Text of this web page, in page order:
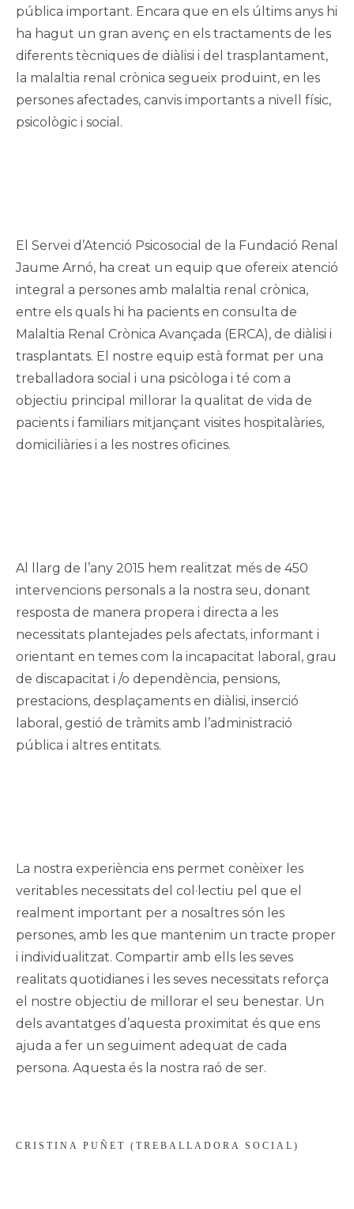
pública important. Encara que en els últims anys hi
ha hagut un gran avenç en els tractaments de les
diferents tècniques de diàlisi i del trasplantament,
la malaltia renal crònica segueix produint, en les
persones afectades, canvis importants a nivell físic,
psicològic i social.
El Servei d’Atenció Psicosocial de la Fundació Renal
Jaume Arnó, ha creat un equip que ofereix atenció
integral a persones amb malaltia renal crònica,
entre els quals hi ha pacients en consulta de
Malaltia Renal Crònica Avançada (ERCA), de diàlisi i
trasplantats. El nostre equip està format per una
treballadora social i una psicòloga i té com a
objectiu principal millorar la qualitat de vida de
pacients i familiars mitjançant visites hospitalàries,
domiciliàries i a les nostres oficines.
Al llarg de l’any 2015 hem realitzat més de 450
intervencions personals a la nostra seu, donant
resposta de manera propera i directa a les
necessitats plantejades pels afectats, informant i
orientant en temes com la incapacitat laboral, grau
de discapacitat i /o dependència, pensions,
prestacions, desplaçaments en diàlisi, inserció
laboral, gestió de tràmits amb l’administració
pública i altres entitats.
La nostra experiència ens permet conèixer les
veritables necessitats del col·lectiu pel que el
realment important per a nosaltres són les
persones, amb les que mantenim un tracte proper
i individualitzat. Compartir amb ells les seves
realitats quotidianes i les seves necessitats reforça
el nostre objectiu de millorar el seu benestar. Un
dels avantatges d’aquesta proximitat és que ens
ajuda a fer un seguiment adequat de cada
persona. Aquesta és la nostra raó de ser.
CRISTINA PUÑET (TREBALLADORA SOCIAL)